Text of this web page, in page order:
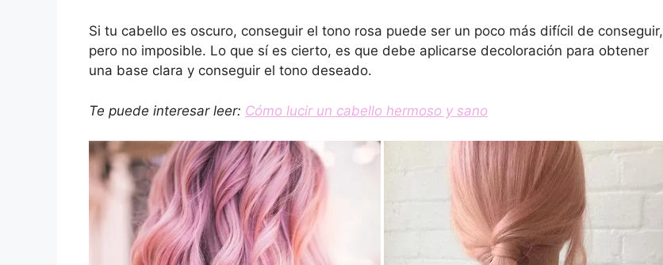
Si tu cabello es oscuro, conseguir el tono rosa puede ser un poco más difícil de conseguir,
pero no imposible. Lo que sí es cierto, es que debe aplicarse decoloración para obtener
una base clara y conseguir el tono deseado.
Te puede interesar leer: Cómo lucir un cabello hermoso y sano